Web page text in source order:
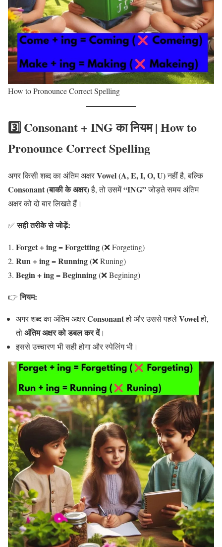
How to Pronounce Correct Spelling
3️⃣ Consonant + ING का नियम| How to
Pronounce Correct Spelling
अगर किसी शब्द का अंतिम अक्षरVowel (A, E, I, O, U)नहीं है, बल्कि
Consonant (बाकी के अक्षर)है, तो उसमें“ING”जोड़ते समय अंतिम
अक्षर को दो बार लिखते हैं।
✅सही तरीके से जोड़ें:
Forget + ing = Forgetting(❌ Forgeting)
Run + ing = Running(❌ Runing)
Begin + ing = Beginning(❌ Begining)
👉नियम:
अगर शब्द का अंतिम अक्षरConsonantहो और उससे पहलेVowelहो,
तोअंतिम अक्षर को डबल कर दें।
इससे उच्चारण भी सही होगा और स्पेलिंग भी।